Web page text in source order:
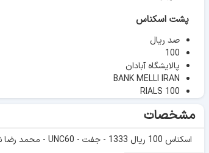
پشت اسکناس
صد ریال
100
پالایشگاه آبادان
BANK MELLI IRAN
RIALS 100
مشخصات
اسکناس 100 ریال 1333 - جفت - UNC60 - محمد رضا شاه